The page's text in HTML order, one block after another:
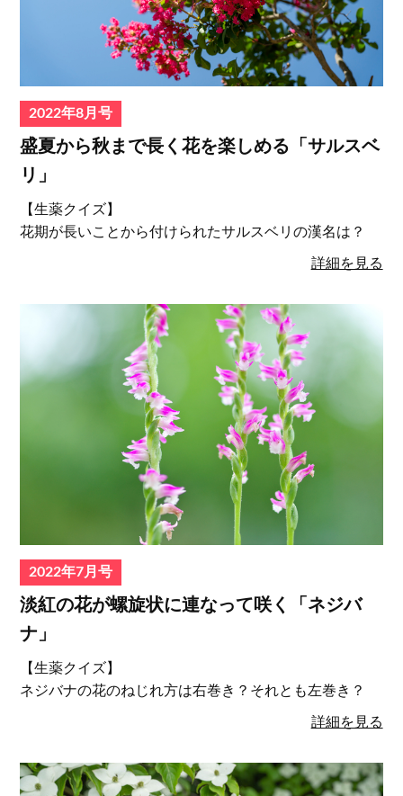
2022年8月号
盛夏から秋まで長く花を楽しめる「サルスベ
リ」
【生薬クイズ】
花期が長いことから付けられたサルスベリの漢名は？
詳細を見る
2022年7月号
淡紅の花が螺旋状に連なって咲く「ネジバ
ナ」
【生薬クイズ】
ネジバナの花のねじれ方は右巻き？それとも左巻き？
詳細を見る